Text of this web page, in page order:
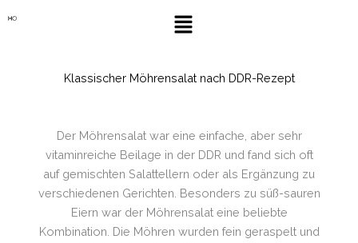
Menü
Klassischer Möhrensalat nach DDR-Rezept
Der Möhrensalat war eine einfache, aber sehr
vitaminreiche Beilage in der DDR und fand sich oft
auf gemischten Salattellern oder als Ergänzung zu
verschiedenen Gerichten. Besonders zu süß-sauren
Eiern war der Möhrensalat eine beliebte
Kombination. Die Möhren wurden fein geraspelt und